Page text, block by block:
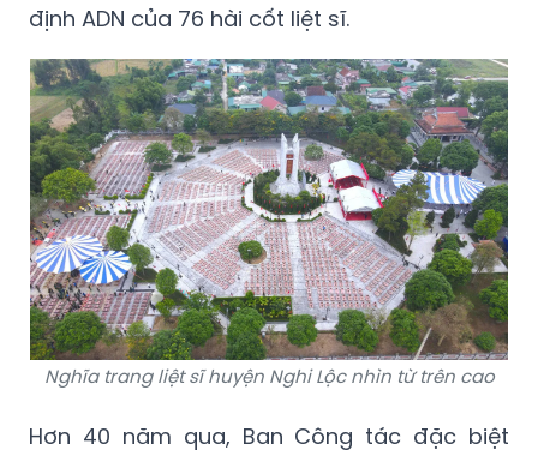
định ADN của 76 hài cốt liệt sĩ.
Nghĩa trang liệt sĩ huyện Nghi Lộc nhìn từ trên cao
Hơn 40 năm qua, Ban Công tác đặc biệt